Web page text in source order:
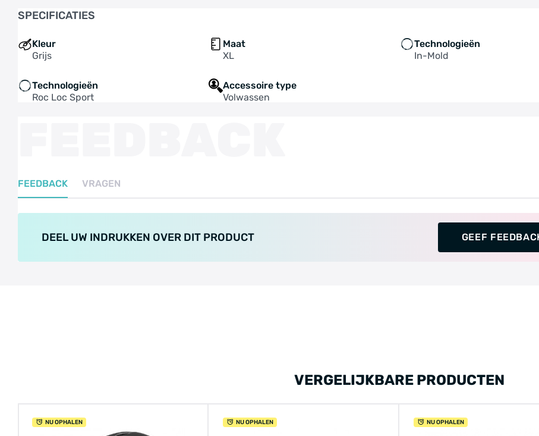
SPECIFICATIES
Kleur
Grijs
Maat
XL
Technologieën
In-Mold
Technologieën
Roc Loc Sport
Accessoire type
Volwassen
FEEDBACK VRAGEN
DEEL UW INDRUKKEN OVER DIT PRODUCT GEEF
VERGELIJKBARE PRODUCTEN
NU OPHALEN NU OPHALEN NU OPHALEN